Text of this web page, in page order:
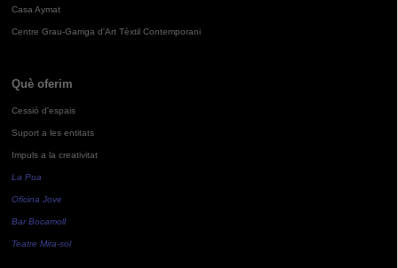
Casa Aymat
Centre Grau-Garriga d'Art Tèxtil Contemporani
Què oferim
Cessió d'espais
Suport a les entitats
Impuls a la creativitat
La Pua
Oficina Jove
Bar Bocamoll
Teatre Mira-sol